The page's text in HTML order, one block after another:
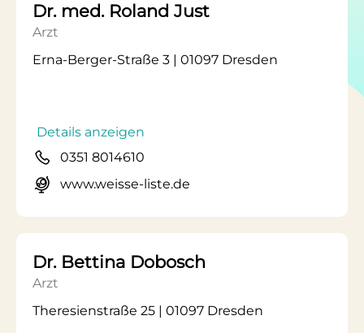
Dr. med. Roland Just
Arzt
Erna-Berger-Straße 3 | 01097 Dresden
Details anzeigen
0351 8014610
www.weisse-liste.de
Dr. Bettina Dobosch
Arzt
Theresienstraße 25 | 01097 Dresden